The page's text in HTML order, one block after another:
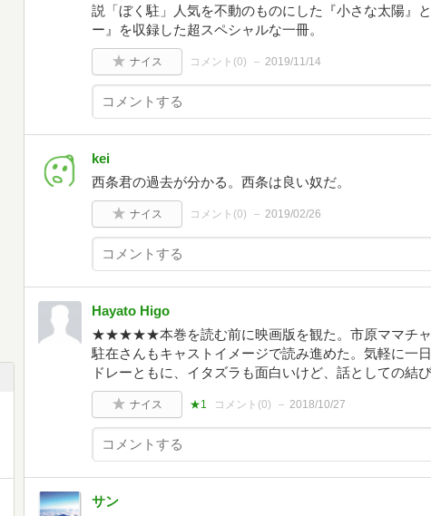
説「ぼく駐」人気を不動のものにした『小さな太陽』
ー』を収録した超スペシャルな一冊。
ナイス コメント(0) 2019/11/14
kei
西条君の過去が分かる。西条は良い奴だ。
ナイス コメント(0) 2019/02/26
Hayato Higo
★★★★★本巻を読む前に映画版を観た。市原ママチャ
駐在さんもキャストイメージで読み進めた。気軽に一
ドレーともに、イタズラも面白いけど、話としての結
ナイス ★1 コメント(0) 2018/10/27
サン